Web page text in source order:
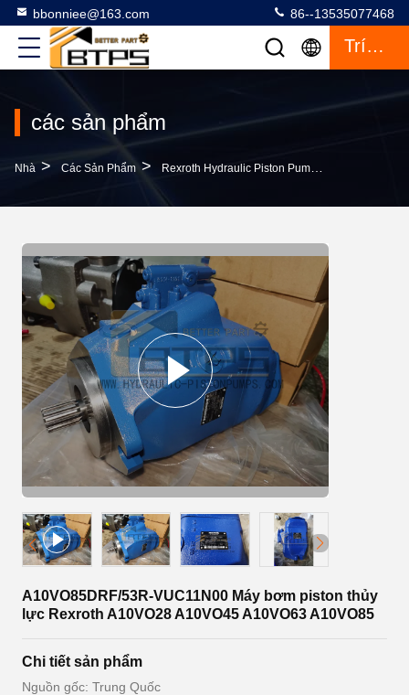
bbonniee@163.com 86--13535077468
Trích Dẫn
các sản phẩm
Nhà > Các Sản Phẩm > Rexroth Hydraulic Piston Pump
A10VO85DRF/53R-VUC11N00 Máy bơm piston thủy
lực Rexroth A10VO28 A10VO45 A10VO63 A10VO85
Chi tiết sản phẩm
Nguồn gốc: Trung Quốc